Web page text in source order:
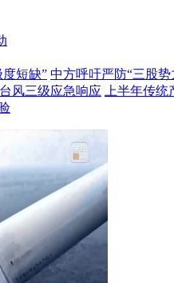
短缺” 中方呼吁严防“三股
风三级应急响应 上半年传